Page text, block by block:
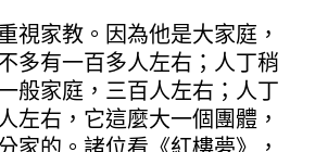
家教。因為他是大家庭，
多有一百多人左右；人丁稍
般家庭，三百人左右；人丁
左右，它這麼大一個團體，